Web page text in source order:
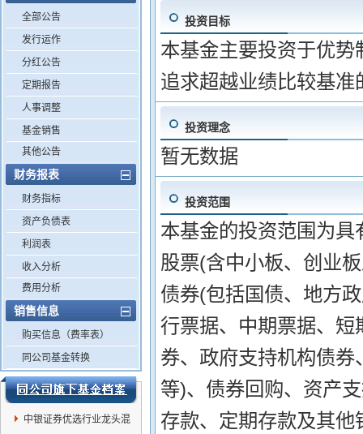
全部公告
发行运作
分红公告
定期报告
人事调整
基金销售
其他公告
财务报表
财务指标
资产负债表
利润表
收入分析
费用分析
销售信息
购买信息（费率表）
同公司基金转换
中银证券优选行业龙头混
投资目标
本基金主要投资于优
追求超越业绩比较基准
投资理念
暂无数据
投资范围
本基金的投资范围为
股票(含中小板、创业
债券(包括国债、地方
行票据、中期票据、
券、政府支持机构债
等)、债券回购、资产
存款、定期存款及其